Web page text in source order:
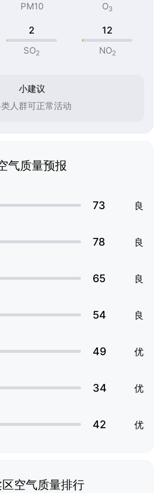
PM10 O3
2
SO2
12
NO2
小建议
人群可正常活动
气质量预报
73 良
78 良
65 良
54 良
49 优
34 优
42 优
空气质量排行